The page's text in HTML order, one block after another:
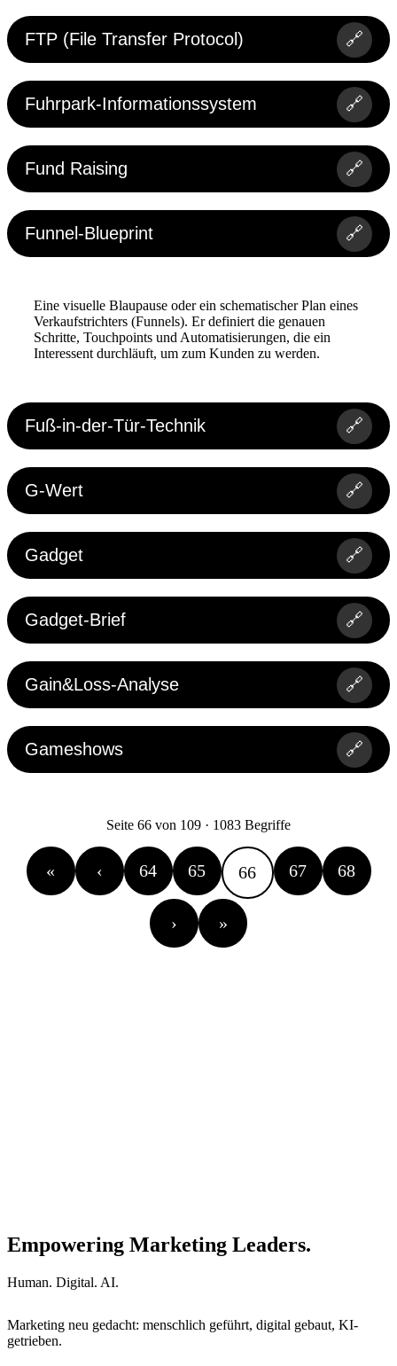
FTP (File Transfer Protocol) 🔗
Fuhrpark-Informationssystem 🔗
Fund Raising 🔗
Funnel-Blueprint 🔗
Eine visuelle Blaupause oder ein schematischer Plan eines
Verkaufstrichters (Funnels). Er definiert die genauen
Schritte, Touchpoints und Automatisierungen, die ein
Interessent durchläuft, um zum Kunden zu werden.
Fuß-in-der-Tür-Technik 🔗
G-Wert 🔗
Gadget 🔗
Gadget-Brief 🔗
Gain&Loss-Analyse 🔗
Gameshows 🔗
Seite 66 von 109 · 1083 Begriffe
« ‹ 64 65 66 67 68
› »
Empowering Marketing Leaders.
Human. Digital. AI.
Marketing neu gedacht: menschlich geführt, digital gebaut, KI-
getrieben.